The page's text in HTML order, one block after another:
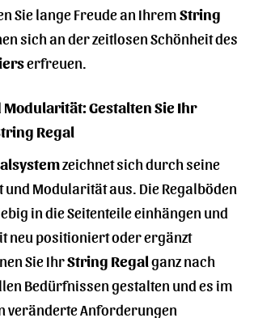
Sie lange Freude an IhremString
sich an der zeitlosen Schönheit des
erfreuen.
Gestalten Sie Ihr
Regal
zeichnet sich durch seine
und Modularität aus. Die Regalböden
in die Seitenteile einhängen und
neu positioniert oder ergänzt
Sie IhrString Regalganz nach
Bedürfnissen gestalten und es im
veränderte Anforderungen